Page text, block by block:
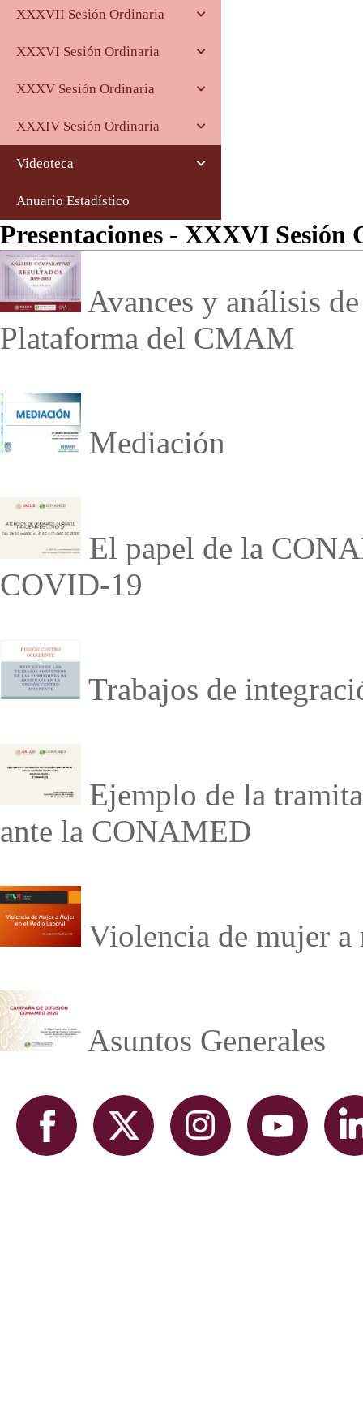
XXXVII Sesión Ordinaria
XXXVI Sesión Ordinaria
XXXV Sesión Ordinaria
XXXIV Sesión Ordinaria
Videoteca
Anuario Estadístico
Presentaciones - XXXVI Sesión
Avances y análisis
Plataforma del CMAM
Mediación
El papel de la
COVID-19
Trabajos de
Ejemplo de la
ante la CONAMED
Violencia de mujer
Asuntos Generales